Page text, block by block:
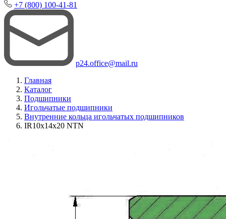
+7 (800) 100-41-81
p24.office@mail.ru
Главная
Каталог
Подшипники
Игольчатые подшипники
Внутренние кольца игольчатых подшипников
IR10x14x20 NTN